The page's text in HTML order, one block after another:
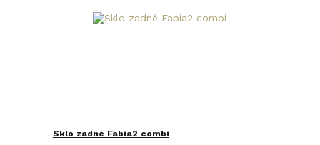
Sklo zadné Fabia2 combi